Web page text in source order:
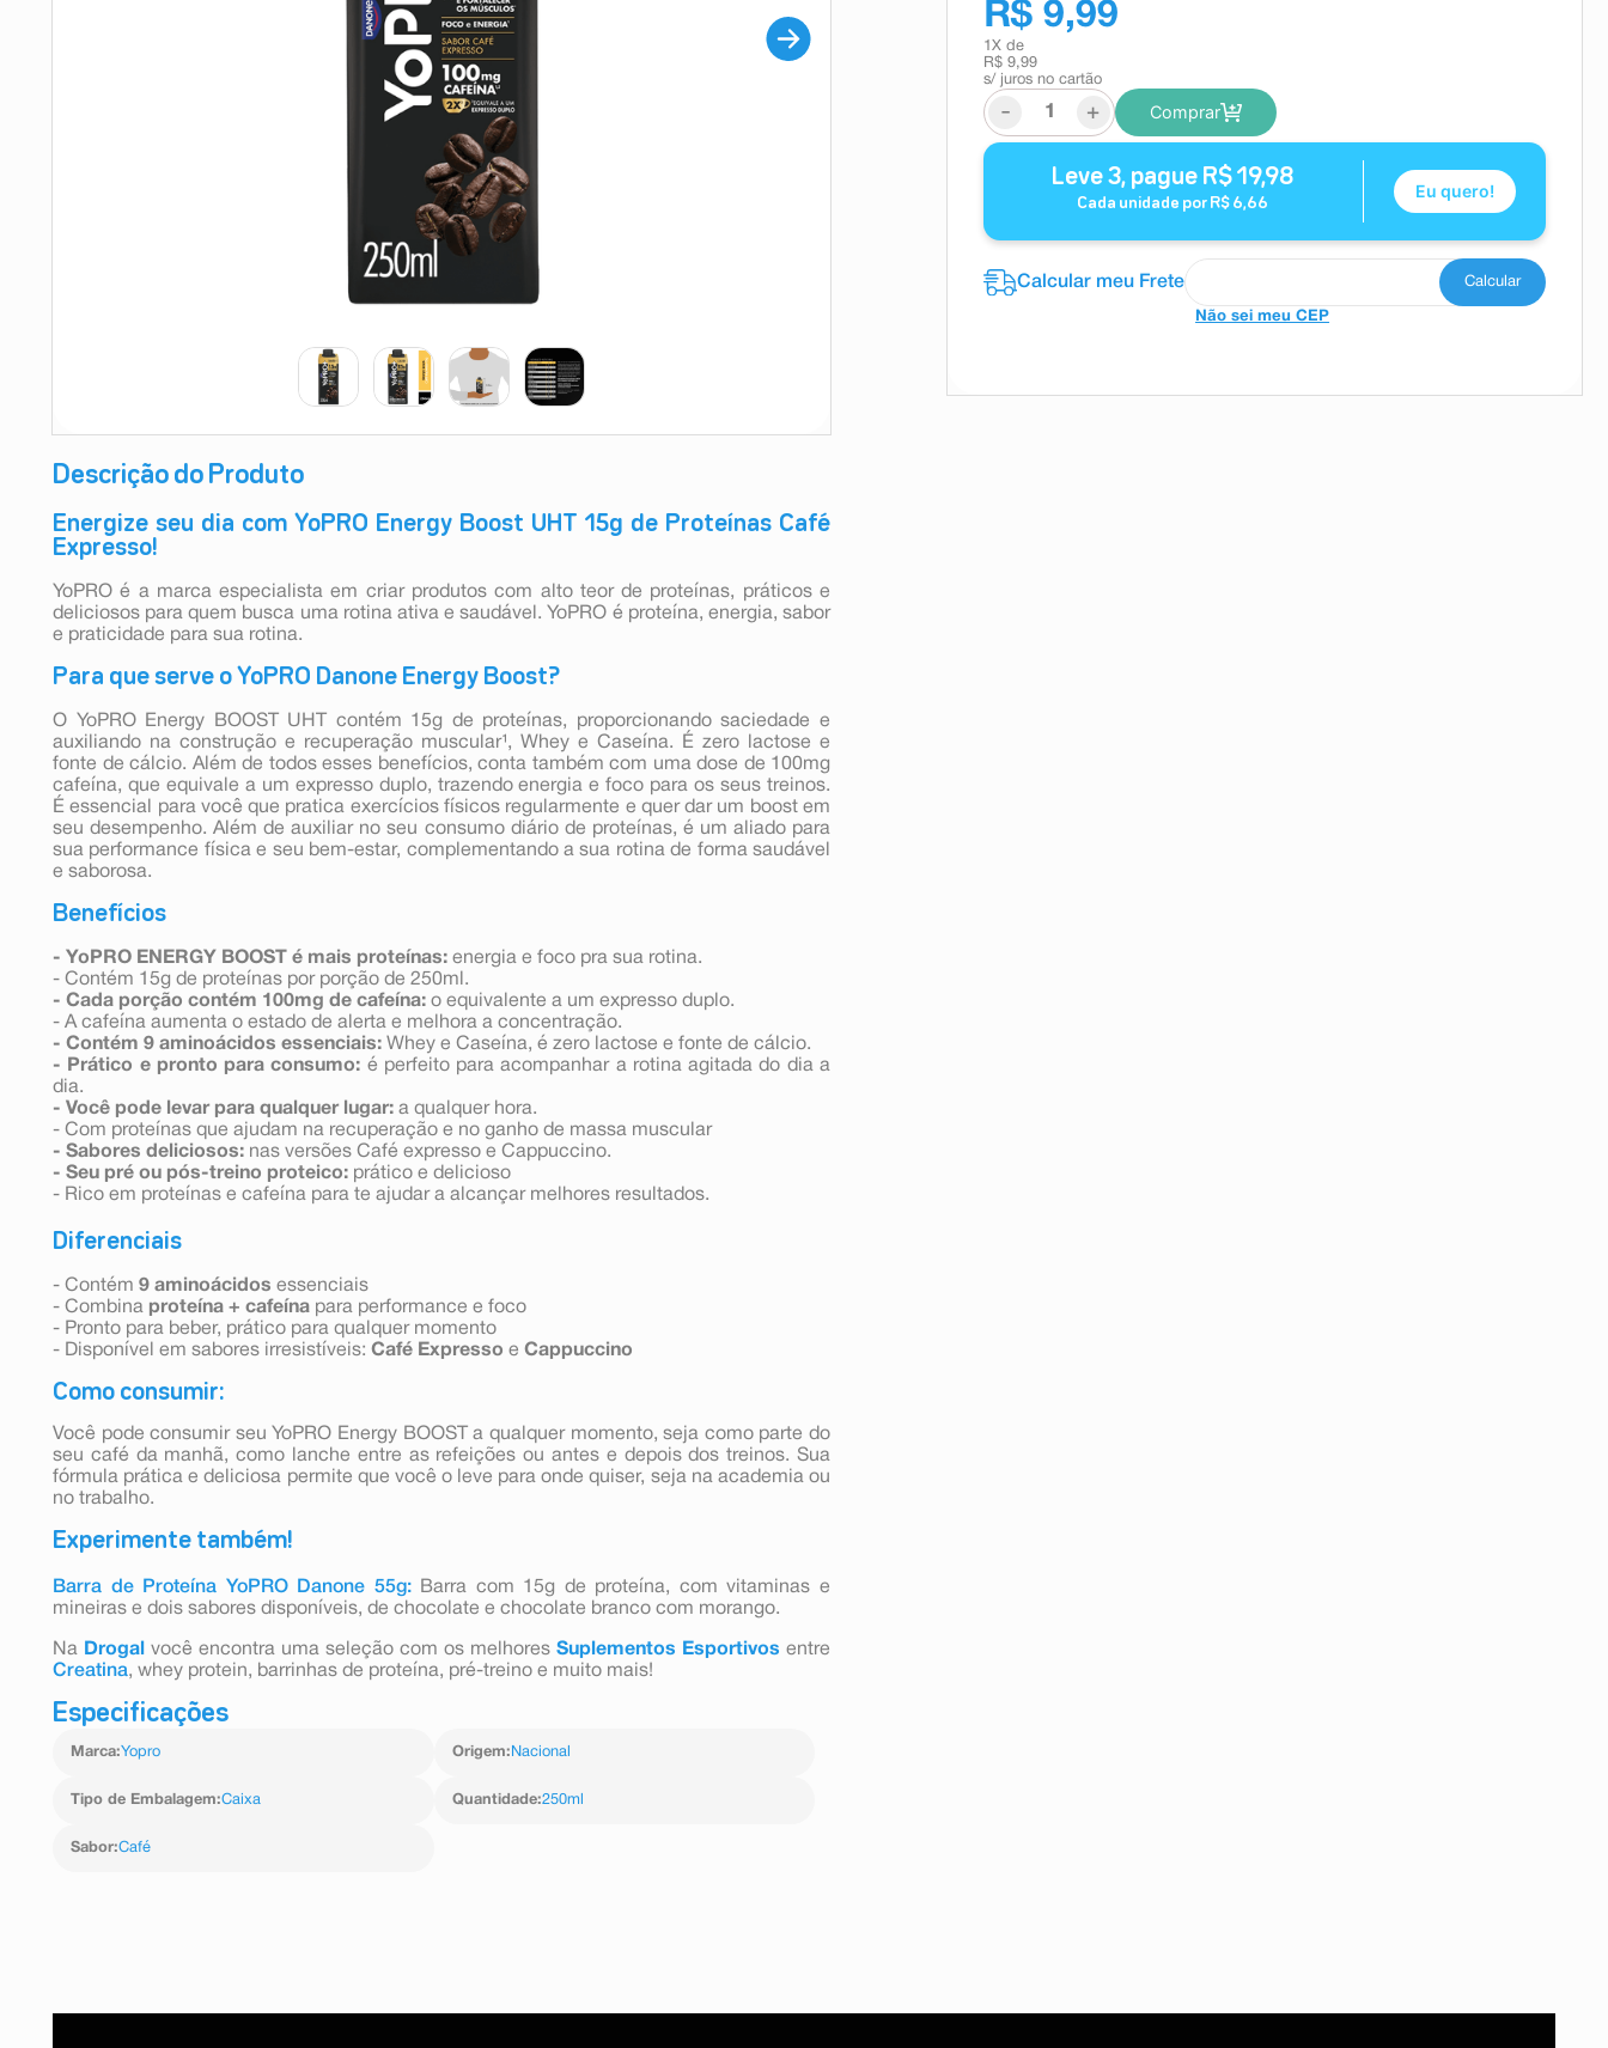
Descrição do Produto
Energize seu dia com YoPRO Energy Boost UHT 15g de Proteínas Café
Expresso!
YoPRO é a marca especialista em criar produtos com alto teor de proteínas, práticos e
deliciosos para quem busca uma rotina ativa e saudável. YoPRO é proteína, energia, sabor
e praticidade para sua rotina.
Para que serve o YoPRO Danone Energy Boost?
O YoPRO Energy BOOST UHT contém 15g de proteínas, proporcionando saciedade e
auxiliando na construção e recuperação muscular¹, Whey e Caseína. É zero lactose e
fonte de cálcio. Além de todos esses benefícios, conta também com uma dose de 100mg
cafeína, que equivale a um expresso duplo, trazendo energia e foco para os seus treinos.
É essencial para você que pratica exercícios físicos regularmente e quer dar um boost em
seu desempenho. Além de auxiliar no seu consumo diário de proteínas, é um aliado para
sua performance física e seu bem-estar, complementando a sua rotina de forma saudável
e saborosa.
Benefícios
- YoPRO ENERGY BOOST é mais proteínas: energia e foco pra sua rotina.
- Contém 15g de proteínas por porção de 250ml.
- Cada porção contém 100mg de cafeína: o equivalente a um expresso duplo.
- A cafeína aumenta o estado de alerta e melhora a concentração.
- Contém 9 aminoácidos essenciais: Whey e Caseína, é zero lactose e fonte de cálcio.
- Prático e pronto para consumo: é perfeito para acompanhar a rotina agitada do dia a
dia.
- Você pode levar para qualquer lugar: a qualquer hora.
- Com proteínas que ajudam na recuperação e no ganho de massa muscular
- Sabores deliciosos: nas versões Café expresso e Cappuccino.
- Seu pré ou pós-treino proteico: prático e delicioso
- Rico em proteínas e cafeína para te ajudar a alcançar melhores resultados.
Diferenciais
- Contém 9 aminoácidos essenciais
- Combina proteína + cafeína para performance e foco
- Pronto para beber, prático para qualquer momento
- Disponível em sabores irresistíveis: Café Expresso e Cappuccino
Como consumir:
Você pode consumir seu YoPRO Energy BOOST a qualquer momento, seja como parte do
seu café da manhã, como lanche entre as refeições ou antes e depois dos treinos. Sua
fórmula prática e deliciosa permite que você o leve para onde quiser, seja na academia ou
no trabalho.
Experimente também!
Barra de Proteína YoPRO Danone 55g:Barra com 15g de proteína, com vitaminas e
mineiras e dois sabores disponíveis, de chocolate e chocolate branco com morango.
Na Drogal você encontra uma seleção com os melhores Suplementos Esportivos entre
Creatina, whey protein, barrinhas de proteína, pré-treino e muito mais!
Especificações
Marca:Yopro Origem: Nacional
Tipo de Embalagem:Caixa Quantidade:250ml
Sabor:Café
R$ 9,99
1 X de
R$ 9,99
s/ juros no cartão
- + Comprar
Leve3, pague R$ 19,98
Cada unidade por R$ 6,66
Eu quero!
Não sei meu CEP
absorvente
shampoo